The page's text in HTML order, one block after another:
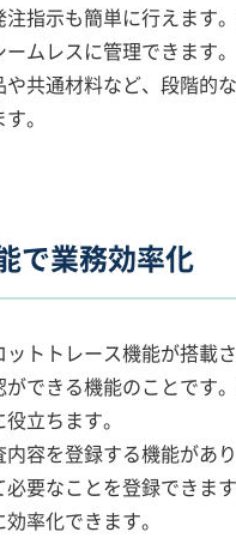
指示も簡単に行えます
ムレスに管理できます。
共通材料など、段階的
。
で業務効率化
トトレース機能が搭
できる機能のことです
立ちます。
容を登録する機能があ
要なことを登録できま
率化できます。